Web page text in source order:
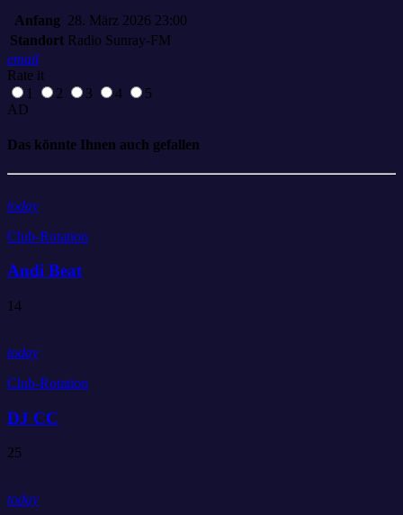
Anfang 28. März 2026 23:00
Standort Radio Sunray-FM
email
Rate it
1
2 3 4
5
AD
Das könnte Ihnen auch gefallen
today
Club-Rotation
Andi Beat
14
today
Club-Rotation
DJ CC
25
today